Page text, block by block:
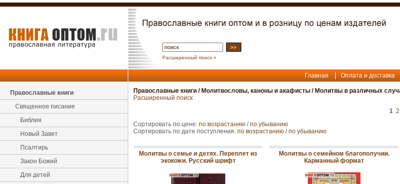
Расширенный поиск »
Главная Оплата и доставка
Православные книги
Священное писание
Библия
Новый Завет
Псалтирь
Закон Божий
Для детей
Православные книги / Молитвословы, каноны и акафисты / Молитвы в различных
Расширенный поиск
1 2
Сортировать по цене: по возрастанию /по убыванию
Сортировать по дате поступления: по возрастанию /по убыванию
Молитвы о семье и детях. Переплет из
экокожи. Русский шрифт
Молитвы о семейном благополучии.
Карманный формат